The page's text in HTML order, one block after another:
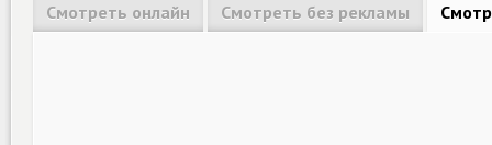
Смотреть онлайн Смотреть без рекламы